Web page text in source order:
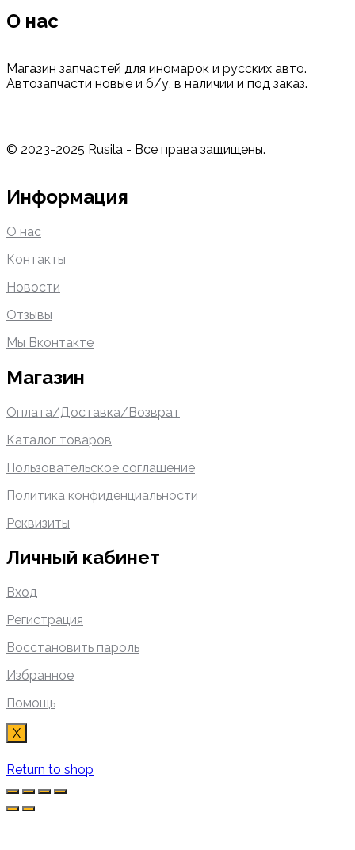
О нас
Магазин запчастей для иномарок и русских авто.
Автозапчасти новые и б/у, в наличии и под заказ.
© 2023-2025 Rusila - Все права защищены.
Информация
О нас
Контакты
Новости
Отзывы
Мы Вконтакте
Магазин
Оплата/Доставка/Возврат
Каталог товаров
Пользовательское соглашение
Политика конфиденциальности
Реквизиты
Личный кабинет
Вход
Регистрация
Восстановить пароль
Избранное
Помощь
X
Return to shop